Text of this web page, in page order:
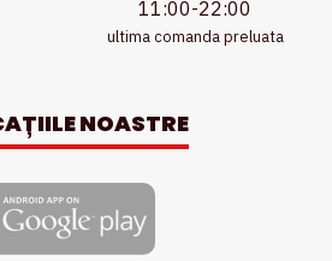
11:00-22:00
ultima comanda preluata
NOASTRE